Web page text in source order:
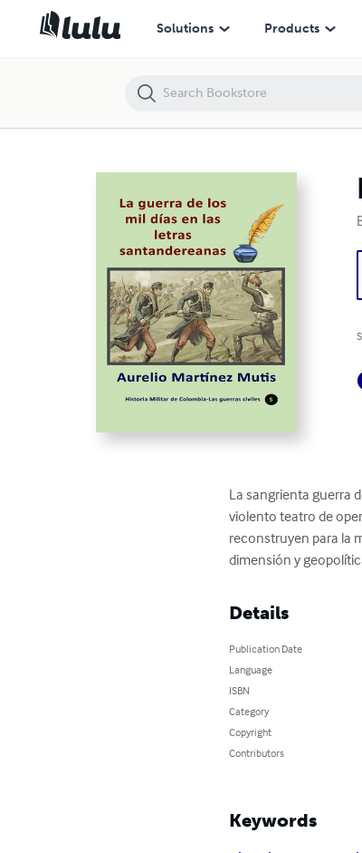
Solutions Products
La sangrienta guerra
violento teatro de
reconstruyen para la
dimensión y
Details
Publication Date
Language
ISBN
Category
Copyright
Contributors
Keywords
La guerra de los mil días en las letras santandereanas